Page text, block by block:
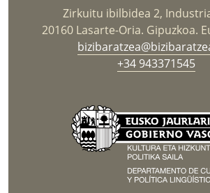
Zirkuitu ibilbidea 2,
20160 Lasarte-Oria. Gipuzkoa.
+34 943371545